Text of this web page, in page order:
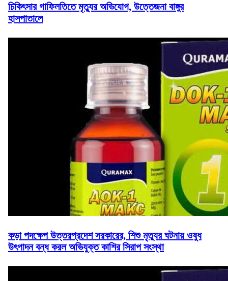
চিকিৎসার গাফিলতিতে মৃত্যুর অভিযোগ, উত্তেজনা বাঙ্গুর
হাসপাতালে
কড়া পদক্ষেপ উত্তরপ্রদেশ সরকারের, শিশু মৃত্যুর ঘটনায় ওষুধ
উৎপাদন বন্ধ করল অভিযুক্ত কাশির সিরাপ সংস্থা